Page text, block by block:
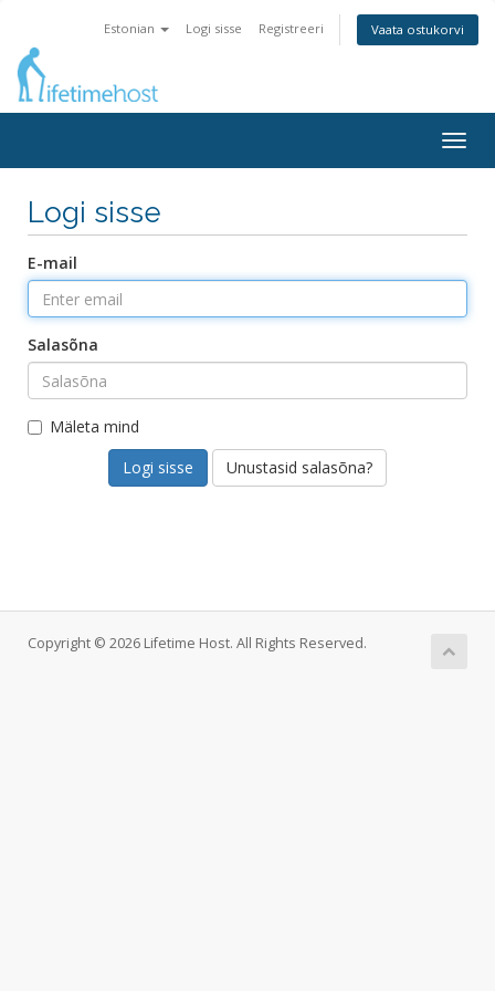
Estonian Logi sisse Registreeri Vaata ostukorvi
Logi sisse
E-mail
Salasõna
Mäleta mind
Unustasid salasõna?
Copyright © 2026 Lifetime Host. All Rights Reserved.